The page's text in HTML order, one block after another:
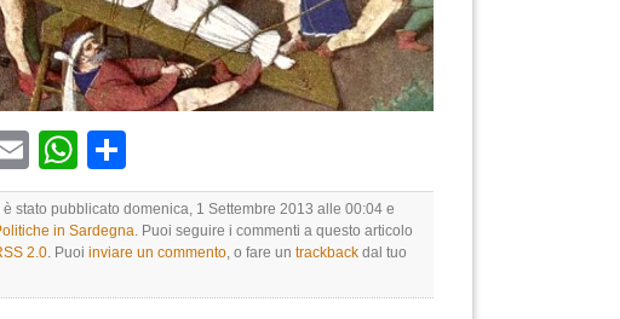
EmailWhatsApp
stato pubblicato domenica, 1 Settembre 2013 alle 00:04 e
in Sardegna. Puoi seguire i commenti a questo articolo
2.0. Puoi inviare un commento, o fare un trackback dal tuo